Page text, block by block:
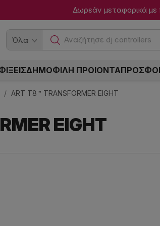
Δωρεάν μεταφορικά
Όλα Αναζ
ΔΗΜΟΦΙΛΗ ΠΡΟΙΟΝΤΑ
ART T8™ TRANSFORMER EIGHT
EIGHT